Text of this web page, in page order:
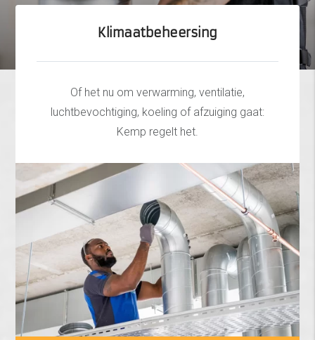
Klimaatbeheersing
Of het nu om verwarming, ventilatie,
luchtbevochtiging, koeling of afzuiging gaat:
Kemp regelt het.